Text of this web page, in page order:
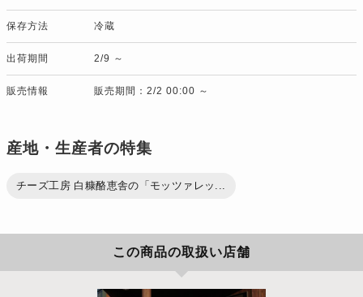
保存方法 冷蔵
出荷期間 2/9 ～
販売情報 販売期間：2/2 00:00 ～
産地・生産者の特集
チーズ工房 白糠酪恵舎の「モッツァレッ...
この商品の取扱い店舗